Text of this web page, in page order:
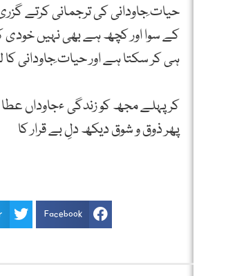
حیات ِجاودانی کی ترجمانی کرتے
کے سوا اور کچھ ہے بھی نہیں
ہی کر سکتا ہے اور حیات ِجاودانی
کر پہلے مجھ کو زندگی ءجاوداں عطا
پھر ذوق و شوق دیکھ دلِ بے قرار کا
Facebook